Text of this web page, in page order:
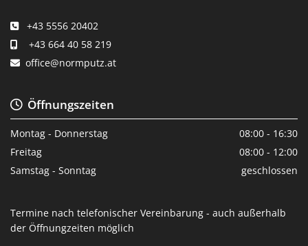
 +43 5556 20402
 +43 664 40 58 219
 office@normputz.at
Öffnungszeiten
Montag - Donnerstag
08:00 - 16:30
Freitag
08:00 - 12:00
Samstag - Sonntag
geschlossen
Termine nach telefonischer Vereinbarung - auch außerhalb
der Öffnungzeiten möglich